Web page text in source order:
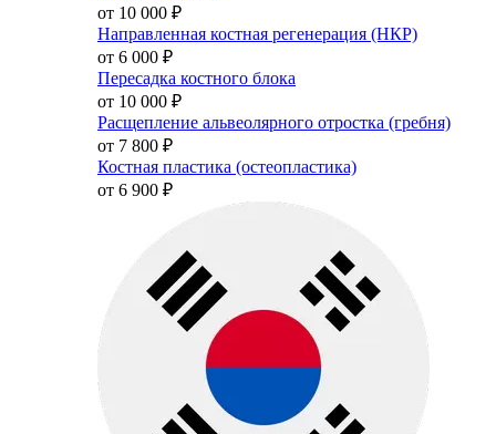
от 10 000 ₽
Направленная костная регенерация (НКР)
от 6 000 ₽
Пересадка костного блока
от 10 000 ₽
Расщепление альвеолярного отростка (гребня)
от 7 800 ₽
Костная пластика (остеопластика)
от 6 900 ₽